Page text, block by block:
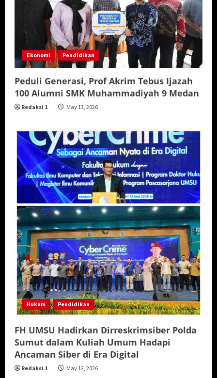
Ekonomi Pendidikan
Peduli Generasi, Prof Akrim Tebus Ijazah
100 Alumni SMK Muhammadiyah 9 Medan
Redaksi 1 May 13, 2026
Hukum Pendidikan
FH UMSU Hadirkan Dirreskrimsiber Polda
Sumut dalam Kuliah Umum Hadapi
Ancaman Siber di Era Digital
Redaksi 1 May 12, 2026